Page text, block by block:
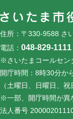
住所：〒330-9588 さ
電話： 048-829-1111
※さいたまコールセン
開庁時間：8時30分か
（土曜日、日曜日、
※一部、開庁時間が異
法人番号